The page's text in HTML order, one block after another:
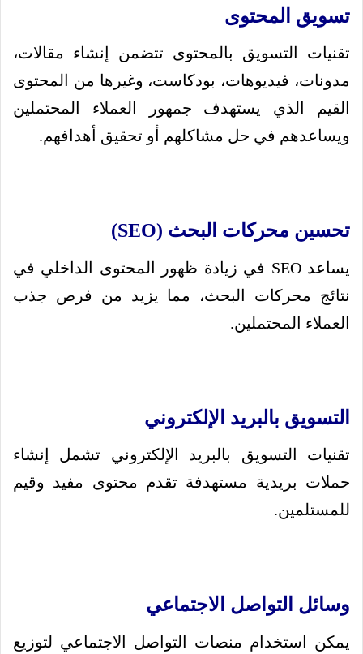
تسويق المحتوى
تقنيات التسويق بالمحتوى تتضمن إنشاء مقالات،
مدونات، فيديوهات، بودكاست، وغيرها من المحتوى
القيم الذي يستهدف جمهور العملاء المحتملين
ويساعدهم في حل مشاكلهم أو تحقيق أهدافهم.
تحسين محركات البحث (SEO)
يساعد SEO في زيادة ظهور المحتوى الداخلي في
نتائج محركات البحث، مما يزيد من فرص جذب
العملاء المحتملين.
التسويق بالبريد الإلكتروني
تقنيات التسويق بالبريد الإلكتروني تشمل إنشاء
حملات بريدية مستهدفة تقدم محتوى مفيد وقيم
للمستلمين.
وسائل التواصل الاجتماعي
يمكن استخدام منصات التواصل الاجتماعي لتوزيع